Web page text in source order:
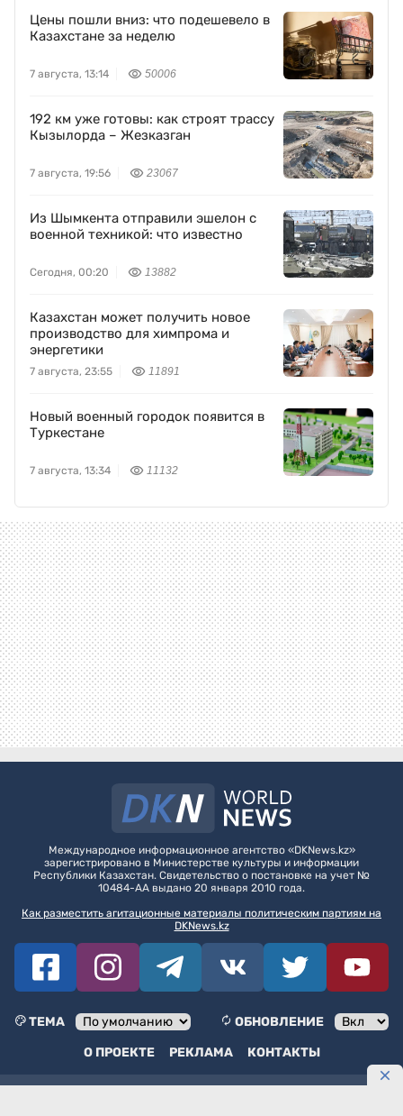
Цены пошли вниз: что подешевело в
Казахстане за неделю
7 августа, 13:14 50006
192 км уже готовы: как строят трассу
Кызылорда – Жезказган
7 августа, 19:56 23067
Из Шымкента отправили эшелон с
военной техникой: что известно
Сегодня, 00:20 13882
Казахстан может получить новое
производство для химпрома и
энергетики
7 августа, 23:55 11891
Новый военный городок появится в
Туркестане
7 августа, 13:34 11132
Международное информационное агентство «DKNews.kz»
зарегистрировано в Министерстве культуры и информации
Республики Казахстан. Свидетельство о постановке на учет №
10484-АА выдано 20 января 2010 года.
Как разместить агитационные материалы политическим партиям на
DKNews.kz
ТЕМА
ОБНОВЛЕНИЕ
О ПРОЕКТЕ
РЕКЛАМА КОНТАКТЫ